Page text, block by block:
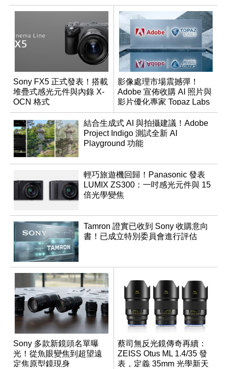
Sony FX5 正式發表！搭載
堆疊式感光元件與內錄 X-
OCN 格式
影像處理市場震撼彈！
Adobe 宣佈收購 AI 照片與
影片優化專家 Topaz Labs
結合生成式 AI 與拍攝建議！Adobe
Project Indigo 測試全新 AI
Playground 功能
輕巧旅遊機回歸！Panasonic 發表
LUMIX ZS300：一吋感光元件與 15
倍光學變焦
Tamron 證實已收到 Sony 收購意向
書！已成立特別委員會進行評估
Sony 多款新鏡頭名單曝
光！從魚眼變焦到超望遠
定焦原型鏡現身
蔡司無反光鏡傳奇再續：
ZEISS Otus ML 1.4/35 發
表，定義 35mm 光學新天